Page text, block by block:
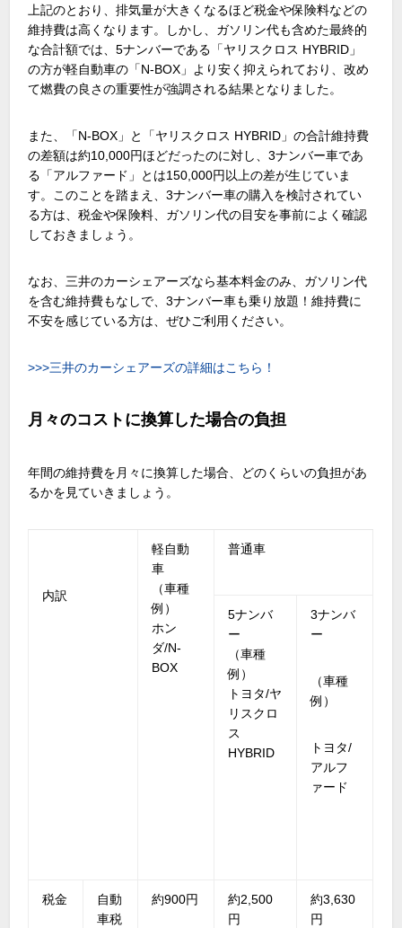
上記のとおり、排気量が大きくなるほど税金や保険料などの
維持費は高くなります。しかし、ガソリン代も含めた最終的
な合計額では、5ナンバーである「ヤリスクロス HYBRID」
の方が軽自動車の「N-BOX」より安く抑えられており、改め
て燃費の良さの重要性が強調される結果となりました。
また、「N-BOX」と「ヤリスクロス HYBRID」の合計維持費
の差額は約10,000円ほどだったのに対し、3ナンバー車であ
る「アルファード」とは150,000円以上の差が生じていま
す。このことを踏まえ、3ナンバー車の購入を検討されてい
る方は、税金や保険料、ガソリン代の目安を事前によく確認
しておきましょう。
なお、三井のカーシェアーズなら基本料金のみ、ガソリン代
を含む維持費もなしで、3ナンバー車も乗り放題！維持費に
不安を感じている方は、ぜひご利用ください。
>>>三井のカーシェアーズの詳細はこちら！
月々のコストに換算した場合の負担
年間の維持費を月々に換算した場合、どのくらいの負担があ
るかを見ていきましょう。
内訳
軽自動
車
（車種
例）
ホン
ダ/N-
BOX
普通車
5ナンバ
ー
（車種
例）
トヨタ/ヤ
リスクロ
ス
HYBRID
3ナンバ
ー
（車種
例）
トヨタ/
アルフ
ァード
税金
自動
車税
約900円
約2,500
円
約3,630
円